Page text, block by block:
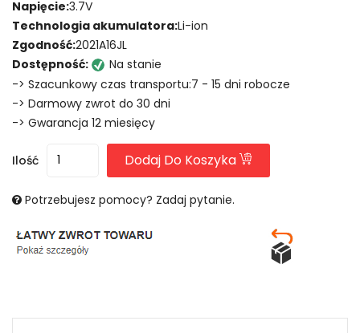
Napięcie:3.7V
Technologia akumulatora:Li-ion
Zgodność:2021A16JL
Dostępność:
Na stanie
-> Szacunkowy czas transportu:7 - 15 dni robocze
-> Darmowy zwrot do 30 dni
-> Gwarancja 12 miesięcy
Ilość Dodaj Do Koszyka
Potrzebujesz pomocy? Zadaj pytanie.